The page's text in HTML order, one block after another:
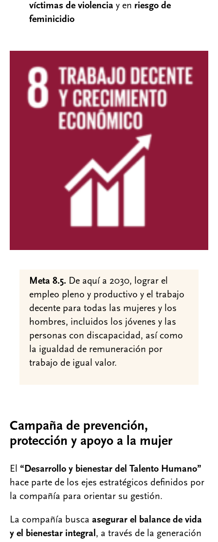
víctimas de violencia y en riesgo de
feminicidio
Meta 8.5. De aquí a 2030, lograr el
empleo pleno y productivo y el trabajo
decente para todas las mujeres y los
hombres, incluidos los jóvenes y las
personas con discapacidad, así como
la igualdad de remuneración por
trabajo de igual valor.
Campaña de prevención,
protección y apoyo a la mujer
El “Desarrollo y bienestar del Talento Humano”
hace parte de los ejes estratégicos definidos por
la compañía para orientar su gestión.
La compañía busca asegurar el balance de vida
y el bienestar integral, a través de la generación